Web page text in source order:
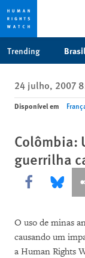
privacy
notice
content
Trending Brasil
24 julho, 2007
Disponível em
Colômbia:
guerrilha
Share this via
Share
O uso de minas
causando um
a Human Rights